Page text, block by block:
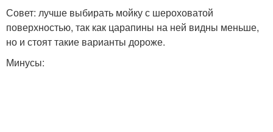
Совет: лучше выбирать мойку с шероховатой
поверхностью, так как царапины на ней видны меньше,
но и стоят такие варианты дороже.
Минусы: